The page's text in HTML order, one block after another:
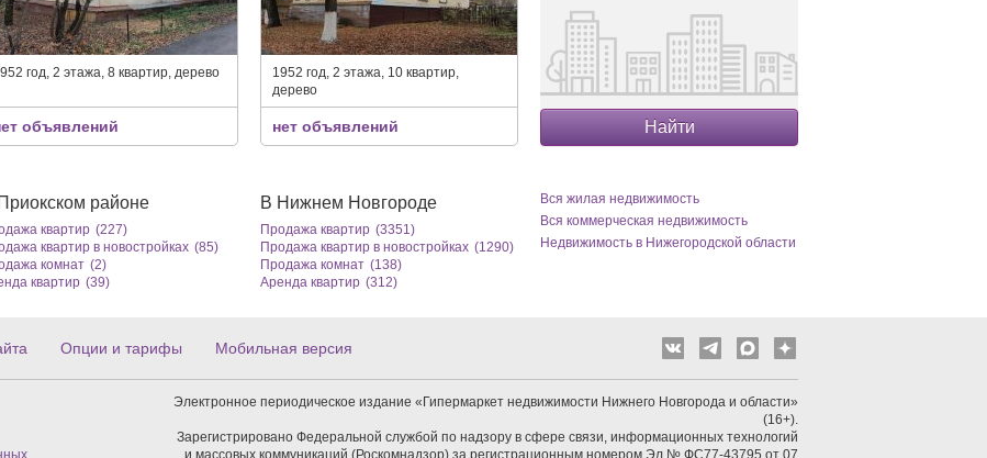
год, 2 этажа, 8 квартир, дерево
объявлений
1952 год, 2 этажа, 10 квартир,
дерево
нет объявлений Найти
районе
квартир (227)
квартир в новостройках (85)
комнат (2)
квартир (39)
В Нижнем Новгороде
Продажа квартир (3351)
Продажа квартир в новостройках (1290)
Продажа комнат (138)
Аренда квартир (312)
Вся жилая недвижимость
Вся коммерческая недвижимость
Недвижимость в Нижегородской области
Опции и тарифы Мобильная версия
Электронное периодическое издание «Гипермаркет недвижимости Нижнего Новгорода и области»
(16+).
Зарегистрировано Федеральной службой по надзору в сфере связи, информационных технологий
и массовых коммуникаций (Роскомнадзор) за регистрационным номером Эл № ФС77-43795 от 07